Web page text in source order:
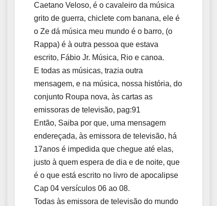
Caetano Veloso, é o cavaleiro da música
grito de guerra, chiclete com banana, ele é
o Ze dá música meu mundo é o barro, (o
Rappa) é à outra pessoa que estava
escrito, Fábio Jr. Música, Rio e canoa.
E todas as músicas, trazia outra
mensagem, e na música, nossa história, do
conjunto Roupa nova, às cartas as
emissoras de televisão, pag:91
Então, Saiba por que, uma mensagem
endereçada, às emissora de televisão, há
17anos é impedida que chegue até elas,
justo à quem espera de dia e de noite, que
é o que está escrito no livro de apocalipse
Cap 04 versículos 06 ao 08.
Todas às emissora de televisão do mundo